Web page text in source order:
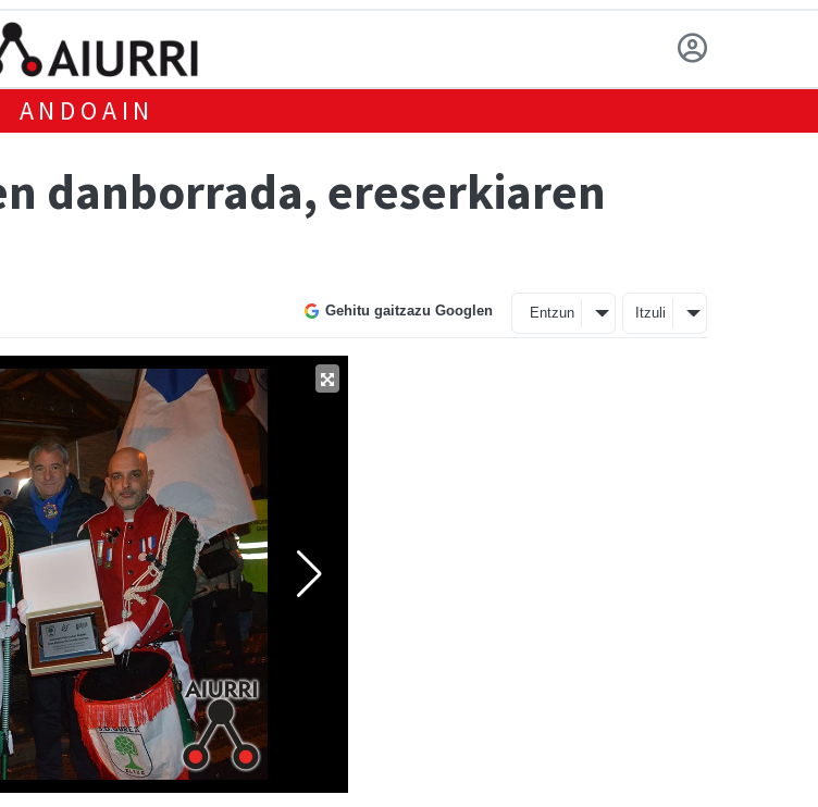
ANDOAIN
danborrada, ereserkiaren
Gehitu gaitzazu Googlen Entzun Itzuli